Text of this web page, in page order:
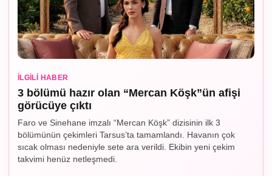
İLGILI HABER
3 bölümü hazır olan “Mercan Köşk”ün afişi
görücüye çıktı
Faro ve Sinehane imzalı “Mercan Köşk” dizisinin ilk 3
bölümünün çekimleri Tarsus’ta tamamlandı. Havanın çok
sıcak olması nedeniyle sete ara verildi. Ekibin yeni çekim
takvimi henüz netleşmedi.